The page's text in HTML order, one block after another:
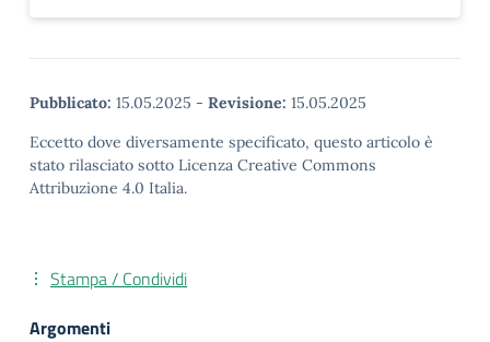
Pubblicato: 15.05.2025 - Revisione: 15.05.2025
Eccetto dove diversamente specificato, questo articolo è
stato rilasciato sotto Licenza Creative Commons
Attribuzione 4.0 Italia.
Stampa / Condividi
Argomenti